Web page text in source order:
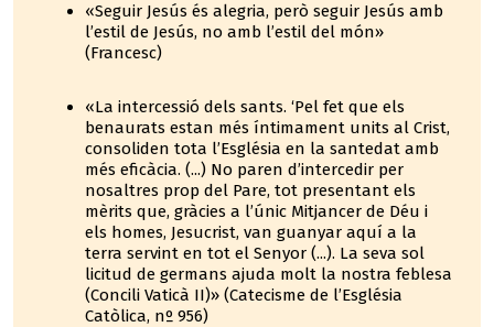
«Seguir Jesús és alegria, però seguir Jesús amb
l’estil de Jesús, no amb l’estil del món»
(Francesc)
«La intercessió dels sants. ‘Pel fet que els
benaurats estan més íntimament units al Crist,
consoliden tota l’Església en la santedat amb
més eficàcia. (...) No paren d’intercedir per
nosaltres prop del Pare, tot presentant els
mèrits que, gràcies a l’únic Mitjancer de Déu i
els homes, Jesucrist, van guanyar aquí a la
terra servint en tot el Senyor (...). La seva sol
licitud de germans ajuda molt la nostra feblesa
(Concili Vaticà II)» (Catecisme de l’Església
Catòlica, nº 956)